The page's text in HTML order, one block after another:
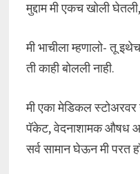
मुद्दाम मी एकच खोली
मी भाचीला म्हणालो- तू
ती काही बोलली नाही.
मी एका मेडिकल
पॅकेट, वेदनाशामक औषध
सर्व सामान घेऊन मी परत